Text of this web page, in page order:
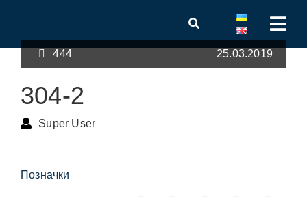
444 25.03.2019
304-2
Super User
Позначки